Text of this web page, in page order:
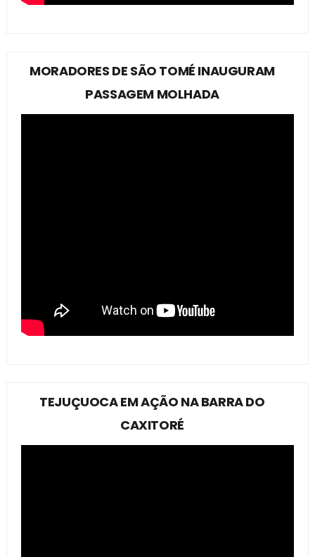
MORADORES DE SÃO TOMÉ INAUGURAM
PASSAGEM MOLHADA
TEJUÇUOCA EM AÇÃO NA BARRA DO
CAXITORÉ